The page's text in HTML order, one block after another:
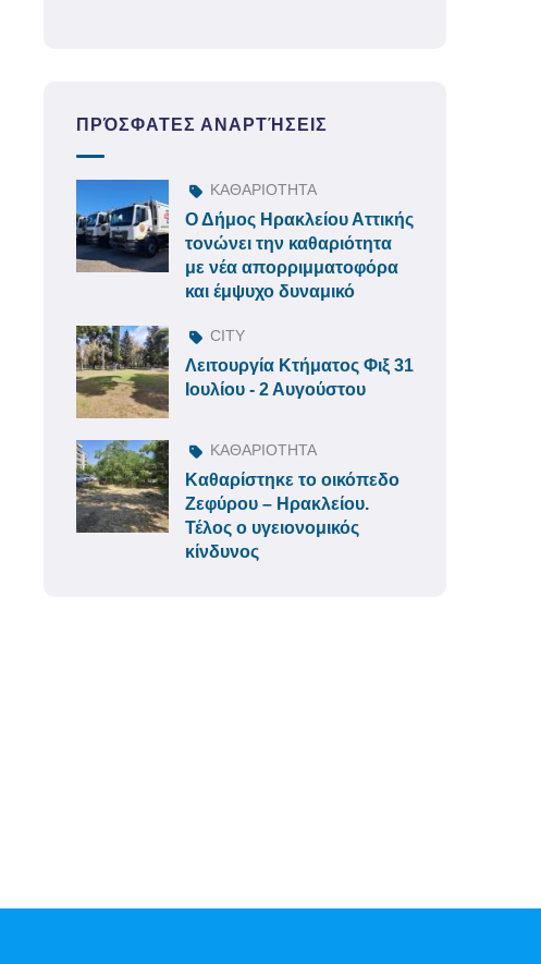
ΠΡΌΣΦΑΤΕΣ ΑΝΑΡΤΉΣΕΙΣ
ΚΑΘΑΡΙΟΤΗΤΑ
Ο Δήμος Ηρακλείου Αττικής
τονώνει την καθαριότητα
με νέα απορριμματοφόρα
και έμψυχο δυναμικό
CITY
Λειτουργία Κτήματος Φιξ 31
Ιουλίου - 2 Αυγούστου
ΚΑΘΑΡΙΟΤΗΤΑ
Καθαρίστηκε το οικόπεδο
Ζεφύρου – Ηρακλείου.
Τέλος ο υγειονομικός
κίνδυνος